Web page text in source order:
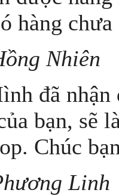
hàng chưa
Nhiên
đã
bạn, sẽ
Chúc
Linh